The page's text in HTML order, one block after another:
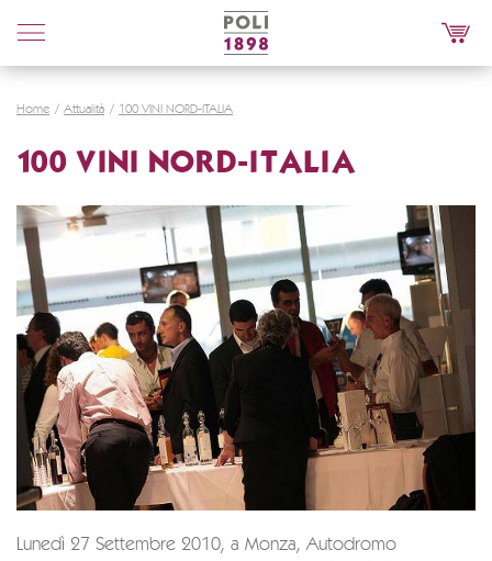
Poli
Distillerie
Home Attualità 100 VINI NORD-ITALIA
100 VINI NORD-ITALIA
Lunedì 27 Settembre 2010, a Monza, Autodromo